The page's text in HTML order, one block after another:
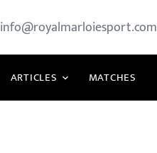
info@royalmarloiesport.com
ARTICLES MATCHES